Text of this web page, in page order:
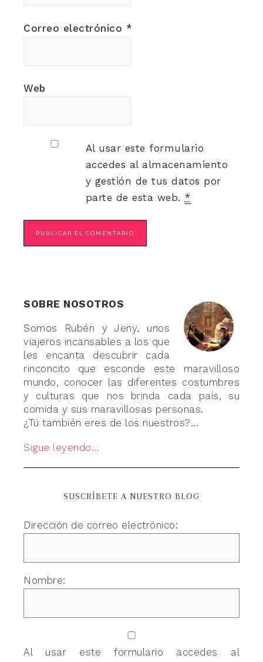
Correo electrónico *
Web
Al usar este formulario
accedes al almacenamiento
y gestión de tus datos por
parte de esta web. *
SOBRE NOSOTROS
Somos Rubén y Jeny, unos
viajeros incansables a los que
les encanta descubrir cada
rinconcito que esconde este maravilloso
mundo, conocer las diferentes costumbres
y culturas que nos brinda cada país, su
comida y sus maravillosas personas.
¿Tú también eres de los nuestros?...
Sigue leyendo...
SUSCRÍBETE A NUESTRO BLOG
Dirección de correo electrónico:
Nombre:
Al usar este formulario accedes al